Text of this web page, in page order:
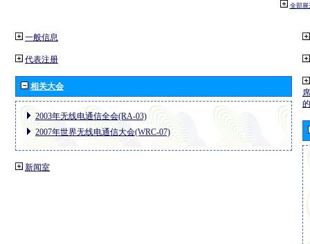
全部展
一般信息
代表注册
相关大会
2003年无线电通信全会(RA-03)
2007年世界无线电通信大会(WRC-07)
新闻室